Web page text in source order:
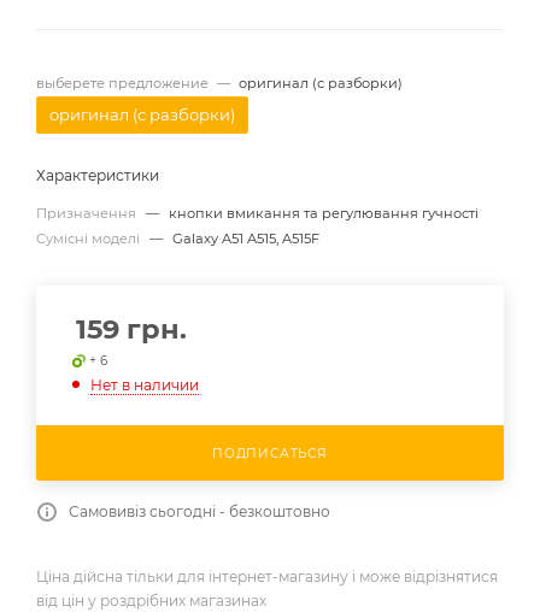
выберете предложение — оригинал (с разборки)
оригинал (с разборки)
Характеристики
Призначення —
кнопки вмикання та регулювання гучності
Сумісні моделі
— Galaxy A51 A515, A515F
159 грн.
+ 6
Нет в наличии
ПОДПИСАТЬСЯ
Самовивіз сьогодні - безкоштовно
Ціна дійсна тільки для інтернет-магазину і може відрізнятися
від цін у роздрібних магазинах